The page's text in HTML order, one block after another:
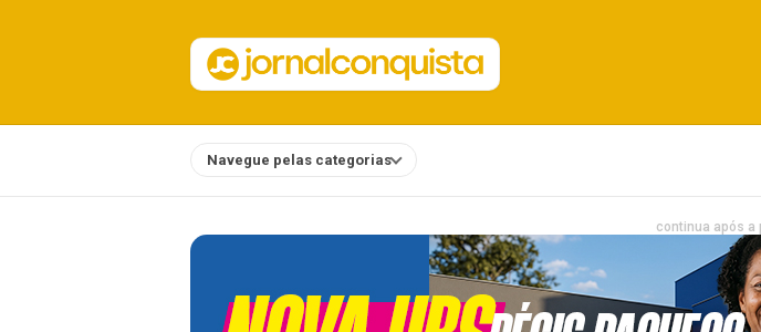
Navegue pelas categorias
continua após a